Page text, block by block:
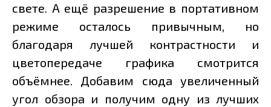
свете. А ещё разрешение в портативном
режиме осталось привычным, но
благодаря лучшей контрастности и
цветопередаче графика смотрится
объёмнее. Добавим сюда увеличенный
угол обзора и получим одну из лучших